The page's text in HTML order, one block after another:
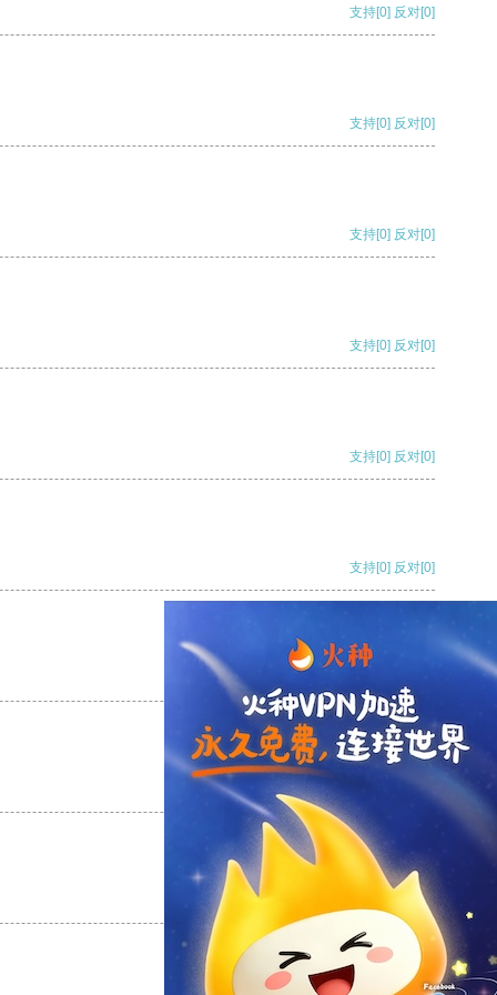
支持[0] 反对[0]
支持[0] 反对[0]
支持[0] 反对[0]
支持[0] 反对[0]
支持[0] 反对[0]
支持[0] 反对[0]
反对
反对[0]